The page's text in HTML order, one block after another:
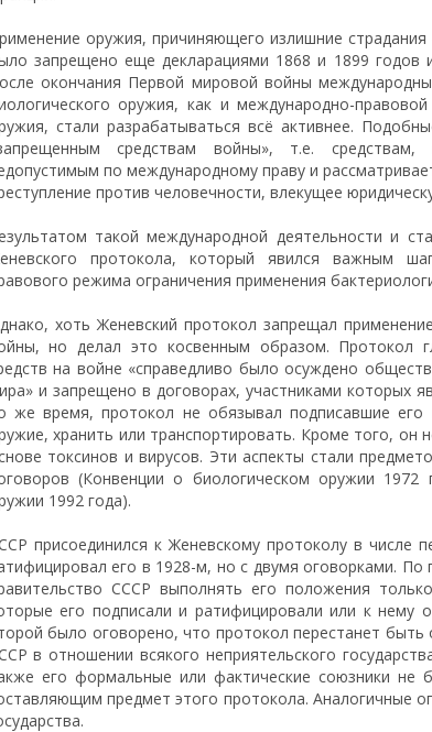
оружия, причиняющего излишние
запрещено еще декларациями 1868 и 1899 годов
окончания Первой мировой войны
оружия, как и международно-
стали разрабатываться всё активнее.
средствам войны», т.е. средствам,
по международному праву и
против человечности, влекущее
такой международной деятельности и
протокола, который явился важным
режима ограничения применения
хоть Женевский протокол запрещал
но делал это косвенным образом. Протокол
на войне «справедливо было осуждено
и запрещено в договорах, участниками которых
же время, протокол не обязывал подписавшие его
хранить или транспортировать. Кроме того, он
токсинов и вирусов. Эти аспекты стали
(Конвенции о биологическом оружии
1992 года).
присоединился к Женевскому протоколу в числе
его в 1928-м, но с двумя оговорками. По
СССР выполнять его положения
его подписали и ратифицировали или к нему
было оговорено, что протокол перестанет быть
в отношении всякого неприятельского
его формальные или фактические союзники не
предмет этого протокола. Аналогичные